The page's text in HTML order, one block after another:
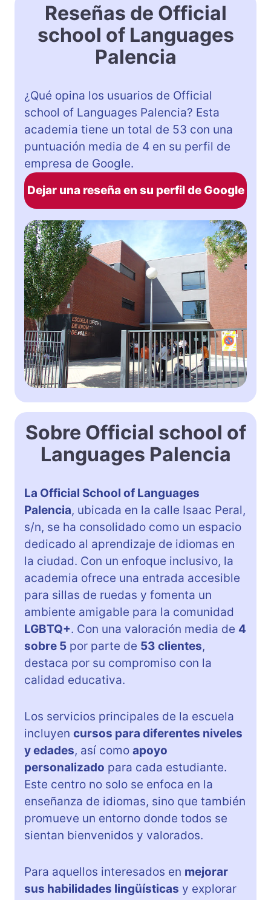
Reseñas de Official
school of Languages
Palencia
¿Qué opina los usuarios de Official
school of Languages Palencia? Esta
academia tiene un total de 53 con una
puntuación media de 4 en su perfil de
empresa de Google.
Dejar una reseña en su perfil de Google
Sobre Official school of
Languages Palencia
La Official School of Languages
Palencia, ubicada en la calle Isaac Peral,
s/n, se ha consolidado como un espacio
dedicado al aprendizaje de idiomas en
la ciudad. Con un enfoque inclusivo, la
academia ofrece una entrada accesible
para sillas de ruedas y fomenta un
ambiente amigable para la comunidad
LGBTQ+. Con una valoración media de 4
sobre 5 por parte de 53 clientes,
destaca por su compromiso con la
calidad educativa.
Los servicios principales de la escuela
incluyen cursos para diferentes niveles
y edades, así como apoyo
personalizado para cada estudiante.
Este centro no solo se enfoca en la
enseñanza de idiomas, sino que también
promueve un entorno donde todos se
sientan bienvenidos y valorados.
Para aquellos interesados en mejorar
sus habilidades lingüísticas y explorar